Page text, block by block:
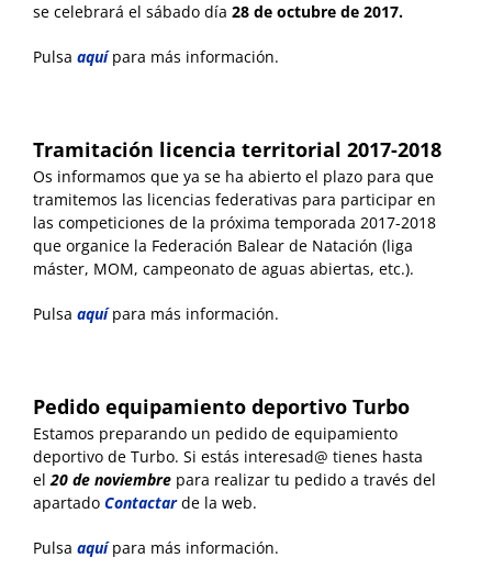
se celebrará el sábado día 28 de octubre de 2017.
Pulsa aquí para más información.
Tramitación licencia territorial 2017-2018
Os informamos que ya se ha abierto el plazo para que
tramitemos las licencias federativas para participar en
las competiciones de la próxima temporada 2017-2018
que organice la Federación Balear de Natación (liga
máster, MOM, campeonato de aguas abiertas, etc.).
Pulsa aquípara más información.
Pedido equipamiento deportivo Turbo
Estamos preparando un pedido de equipamiento
deportivo de Turbo. Si estás interesad@ tienes hasta
el 20 de noviembre para realizar tu pedido a través del
apartado Contactarde la web.
Pulsa aquípara más información.